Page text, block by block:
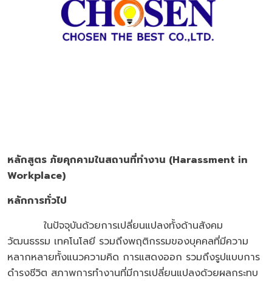
หลักสูตร ภัยคุกคามในสถานที่ทำงาน (Harassment in
Workplace)
หลักการทั่วไป
ในปัจจุบันด้วยการเปลี่ยนแปลงทั้งด้านสังคม
วัฒนธรรม เทคโนโลยี รวมถึงพฤติกรรมของบุคคลที่มีความ
หลากหลายทั้งแนวความคิด การแสดงออก รวมถึงรูปแบบการ
ดำรงชีวิต สภาพการทำงานที่มีการเปลี่ยนแปลงด้วยผลกระทบ